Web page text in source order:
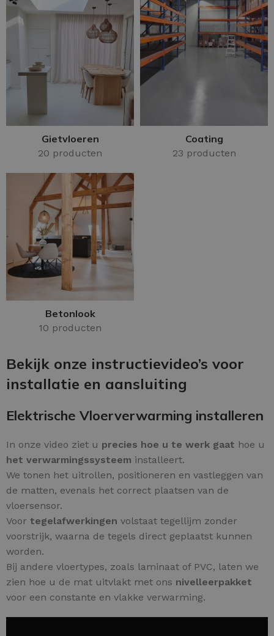
Gietvloeren
20 producten
Coating
23 producten
Betonlook
10 producten
Bekijk onze instructievideo’s voor
installatie en aansluiting
Elektrische Vloerverwarming installeren
In onze video ziet u precies hoe u te werk gaat hoe u
het verwarmingssysteem installeert.
We tonen het uitrollen, positioneren en vastleggen van
de matten, evenals het correct plaatsen van de
vloersensor.
Voor tegelafwerkingen volstaat tegellijm zonder
voorstrijk, waarna de tegels direct geplaatst kunnen
worden.
Bij andere vloertypes, zoals laminaat of PVC, laten we
zien hoe u de mat uitvlakt met ons nivelleerpakket
voor een constante en vlakke verwarming.